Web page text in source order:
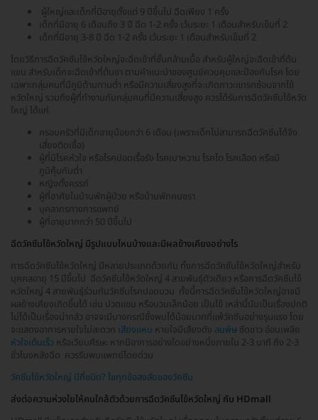
ผู้ใหญ่และเด็กที่มีอายุตั้งแต่ 9 ปีขึ้นไป ฉีดเพียง 1 ครั้ง
เด็กที่มีอายุ 6 เดือนถึง 3 ปี ฉีด 1-2 ครั้ง เว้นระยะ 1 เดือนสำหรับเข็มที่ 2
เด็กที่มีอายุ 3-8 ปี ฉีด 1-2 ครั้ง เว้นระยะ 1 เดือนสำหรับเข็มที่ 2
โดยวิธีการฉีดวัคซีนไข้หวัดใหญ่จะฉีดเข้าที่ชั้นกล้ามเนื้อ สำหรับผู้ใหญ่จะฉีดเข้าที่ต้น
แขน สำหรับเด็กจะฉีดเข้าที่ต้นขา ตามคำแนะนำของศูนย์ควบคุมและป้องกันโรค โดย
เฉพาะกลุ่มคนที่มีภูมิต้านทานต่ำ หรือมีความเสี่ยงสูงที่จะเกิดภาวะแทรกซ้อนจากไข้
หวัดใหญ่ รวมถึงผู้ที่ทำงานกับกลุ่มคนที่มีความเสี่ยงสูง ควรได้รับการฉีดวัคซีนไข้หวัด
ใหญ่ ได้แก่
ครอบครัวที่มีเด็กอายุน้อยกว่า 6 เดือน (เพราะเด็กไม่สามารถฉีดวัคซีนได้จึง
เสี่ยงติดเชื้อ)
ผู้ที่มีโรคหัวใจ หรือโรคปอดเรื้อรัง โรคเบาหวาน โรคไต โรคเลือด หรือมี
ภูมิคุ้มกันต่ำ
หญิงตั้งครรภ์
ผู้ที่อาศัยในบ้านพักผู้ป่วย หรือบ้านพักคนชรา
บุคลากรทางการแพทย์
ผู้ที่อายุมากกว่า 50 ปีขึ้นไป
ฉีดวัคซีนไข้หวัดใหญ่ มีรูปแบบไหนบ้างและมีผลข้างเคียงอย่างไร
การฉีดวัคซีนไข้หวัดใหญ่ มีหลายประเภทด้วยกัน ทั้งการฉีดวัคซีนไข้หวัดใหญ่สำหรับ
บุคคลอายุ 15 ปีขึ้นไป ฉีดวัคซีนไข้หวัดใหญ่ 4 สายพันธุ์ตัวเดียว หรือการฉีดวัคซีนไข้
หวัดใหญ่ 4 สายพันธุ์ร่วมกับวัคซีนโรคปอดบวม ทั้งนี้การฉีดวัคซีนไข้หวัดใหญ่อาจมี
ผลข้างเคียงเกิดขึ้นได้ เช่น ปวดแขน หรือบวมเล็กน้อย เป็นไข้ เหล่านี้นับเป็นเรื่องปกติ
ไม่ได้เป็นเรื่องน่ากลัว อาจจะมีบางกรณีซึ่งพบได้น้อยมากที่แพ้วัคซีนอย่างรุนแรง โดย
จะแสดงอาการหายใจไม่สะดวก เสียงแหบ หายใจมีเสียงดัง ลมพิษ ซีดขาว อ่อนเพลีย
หัวใจเต้นเร็ว หรือเวียนศีรษะ หากมีอาการอย่างใดอย่างหนึ่งภายใน 2-3 นาที ถึง 2-3
ชั่วโมงหลังฉีด ควรรีบพบแพทย์โดยด่วน
วัคซีนไข้หวัดใหญ่ มีกี่ชนิด? ไขทุกข้อสงสัยของวัคซีน
ส่งต่อความห่วงใยให้คนใกล้ตัวด้วยการฉีดวัคซีนไข้หวัดใหญ่ กับ HDmall